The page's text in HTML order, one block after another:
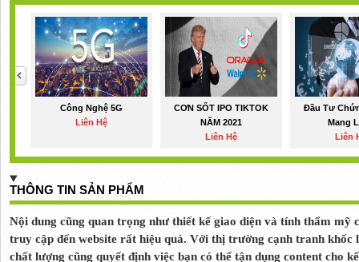
Công Nghệ 5G
Liên Hệ
CƠN SỐT IPO TIKTOK
NĂM 2021
Liên Hệ
Đầu Tư
Mang
Liên
THÔNG TIN SẢN PHẨM
Nội dung cũng quan trọng như thiết kế giao diện và tính thẩm mỹ
truy cập đến website rất hiệu quả. Với thị trường cạnh tranh khốc
chất lượng cũng quyết định việc bạn có thể tận dụng content cho